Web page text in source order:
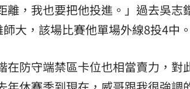
，我也要把他投進。」過去吳志
大，該場比賽他單場外線8投4中。
在防守端禁區卡位也相當賣力，對